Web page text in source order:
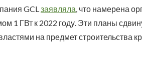
GCL заявляла , что намерена
1 ГВт к 2022 году. Эти планы
на предмет строительства